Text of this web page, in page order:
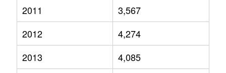
2011
3,567
2012
4,274
2013
4,085